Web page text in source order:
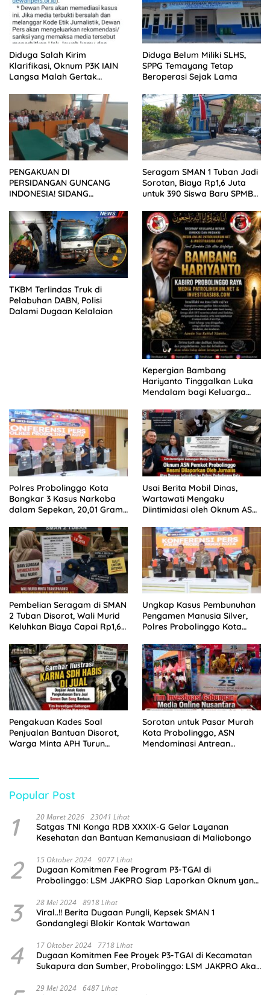
Diduga Salah Kirim
Klarifikasi, Oknum P3K IAIN
Langsa Malah Gertak
Diduga Belum Miliki SLHS,
SPPG Temayang Tetap
Beroperasi Sejak Lama
PENGAKUAN DI
PERSIDANGAN GUNCANG
INDONESIA! SIDANG
KELUARGA KORBAN
MENGAMUK DI PN MALANG
Seragam SMAN 1 Tuban Jadi
Sorotan, Biaya Rp1,6 Juta
untuk 390 Siswa Baru SPMB
TKBM Terlindas Truk di
Pelabuhan DABN, Polisi
Dalami Dugaan Kelalaian
Kepergian Bambang
Hariyanto Tinggalkan Luka
Mendalam bagi Keluarga
Polres Probolinggo Kota
Bongkar 3 Kasus Narkoba
dalam Sepekan, 20,01 Gram
Usai Berita Mobil Dinas,
Wartawati Mengaku
Diintimidasi oleh Oknum ASN
Tempuh Jalur Hukum
Pembelian Seragam di SMAN
2 Tuban Disorot, Wali Murid
Keluhkan Biaya Capai Rp1,6
Ungkap Kasus Pembunuhan
Pengamen Manusia Silver,
Polres Probolinggo Kota
Pengakuan Kades Soal
Penjualan Bantuan Disorot,
Warga Minta APH Turun
Sorotan untuk Pasar Murah
Kota Probolinggo, ASN
Mendominasi Antrean
Popular Post
1 20 Maret 2026 23041 Lihat
Satgas TNI Konga RDB XXXIX-G Gelar Layanan
Kesehatan dan Bantuan Kemanusiaan di Maliobongo
2 15 Oktober 2024 9077 Lihat
Dugaan Komitmen Fee Program P3-TGAI di
Probolinggo: LSM JAKPRO Siap Laporkan Oknum yang
3 28 Mei 2024 8918 Lihat
Viral..!! Berita Dugaan Pungli, Kepsek SMAN 1
Gondanglegi Blokir Kontak Wartawan
4 17 Oktober 2024 7718 Lihat
Dugaan Komitmen Fee Proyek P3-TGAI di Kecamatan
Sukapura dan Sumber, Probolinggo: LSM JAKPRO Akan
29 Mei 2024 6487 Lihat